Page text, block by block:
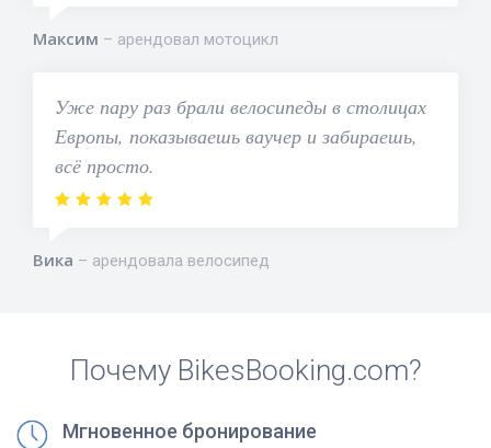
Максим арендовал мотоцикл
Уже пару раз брали велосипеды в столицах
Европы, показываешь ваучер и забираешь,
всё просто.
Вика арендовала велосипед
Почему BikesBooking.com?
Мгновенное бронирование